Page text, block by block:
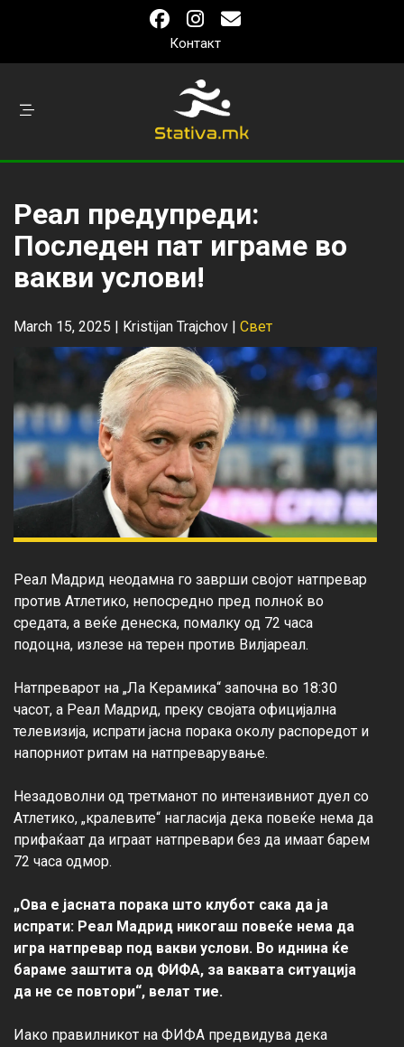
Контакт
Реал предупреди:
Последен пат играме во
вакви услови!
March 15, 2025 | Kristijan Trajchov | Свет
Реал Мадрид неодамна го заврши својот натпревар
против Атлетико, непосредно пред полноќ во
средата, а веќе денеска, помалку од 72 часа
подоцна, излезе на терен против Вилјареал.
Натпреварот на „Ла Керамика“ започна во 18:30
часот, а Реал Мадрид, преку својата официјална
телевизија, испрати јасна порака околу распоредот и
напорниот ритам на натпреварување.
Незадоволни од третманот по интензивниот дуел со
Атлетико, „кралевите“ нагласија дека повеќе нема да
прифаќаат да играат натпревари без да имаат барем
72 часа одмор.
„Ова е јасната порака што клубот сака да ја
испрати: Реал Мадрид никогаш повеќе нема да
игра натпревар под вакви услови. Во иднина ќе
бараме заштита од ФИФА, за ваквата ситуација
да не се повтори“, велат тие.
Иако правилникот на ФИФА предвидува дека